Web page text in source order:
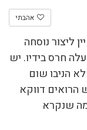
אהבתי
ליצור נוסחה
חרס בידיו. יש
הניבו שום
הרואים דווקא
שנקרא